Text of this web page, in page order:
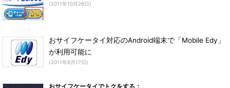
(2011年10月26日)
おサイフケータイ対応のAndroid端末で「Mobile Edy」
が利用可能に
(2011年8月17日)
おサイフケータイでトクをする：